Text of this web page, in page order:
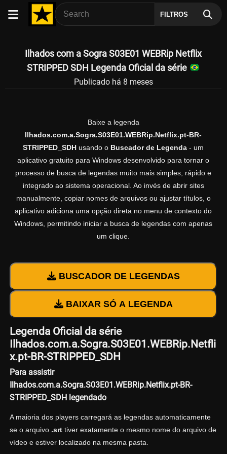
FILTROS
Ilhados com a Sogra S03E01 WEBRip Netflix
STRIPPED SDH Legenda Oficial da série
Publicado há 8 meses
Baixe a legenda
Ilhados.com.a.Sogra.S03E01.WEBRip.Netflix.pt-BR-
STRIPPED_SDH usando o Buscador de Legenda - um
aplicativo gratuito para Windows desenvolvido para tornar o
processo de busca de legendas muito mais simples, rápido e
integrado ao sistema operacional. Ao invés de abrir sites
manualmente, copiar nomes de arquivos ou ajustar títulos, o
aplicativo adiciona uma opção direta no menu de contexto do
Windows, permitindo iniciar a busca de legendas com apenas
um clique.
BUSCADOR DE LEGENDAS
BAIXAR SÓ A LEGENDA
Legenda Oficial da série
Ilhados.com.a.Sogra.S03E01.WEBRip.Netfli
x.pt-BR-STRIPPED_SDH
Para assistir
Ilhados.com.a.Sogra.S03E01.WEBRip.Netflix.pt-BR-
STRIPPED_SDH legendado
A maioria dos players carregará as legendas automaticamente
se o arquivo .srttiver exatamente o mesmo nome do arquivo de
vídeo e estiver localizado na mesma pasta.